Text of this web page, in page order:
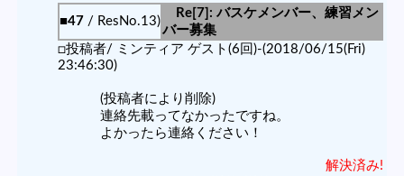
■47 / ResNo.13)
Re[7]: バスケメンバー、練習メン
バー募集
□投稿者/ ミンティア ゲスト(6回)-(2018/06/15(Fri)
23:46:30)
(投稿者により削除)
連絡先載ってなかったですね。
よかったら連絡ください！
解決済み!